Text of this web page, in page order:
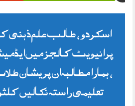
اسکردو ، طالب علم
پرائیویٹ کالجز میں
، ہمارا مطالبہ ان پریشان
تعلیمی راستہ نکالیں